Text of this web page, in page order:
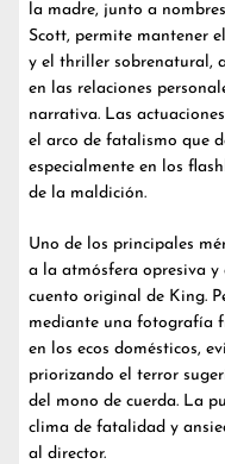
la madre, junto a
Scott, permite mantener
y el thriller sobrenatural,
en las relaciones
narrativa. Las
el arco de fatalismo que
especialmente en los
de la maldición.
Uno de los principales
a la atmósfera opresiva y
cuento original de King.
mediante una fotografía
en los ecos domésticos,
priorizando el terror
del mono de cuerda. La
clima de fatalidad y
al director.